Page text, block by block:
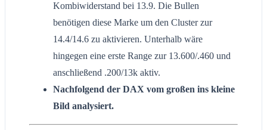
Kombiwiderstand bei 13.9. Die Bullen
benötigen diese Marke um den Cluster zur
14.4/14.6 zu aktivieren. Unterhalb wäre
hingegen eine erste Range zur 13.600/.460 und
anschließend .200/13k aktiv.
Nachfolgend der DAX vom großen ins kleine
Bild analysiert.